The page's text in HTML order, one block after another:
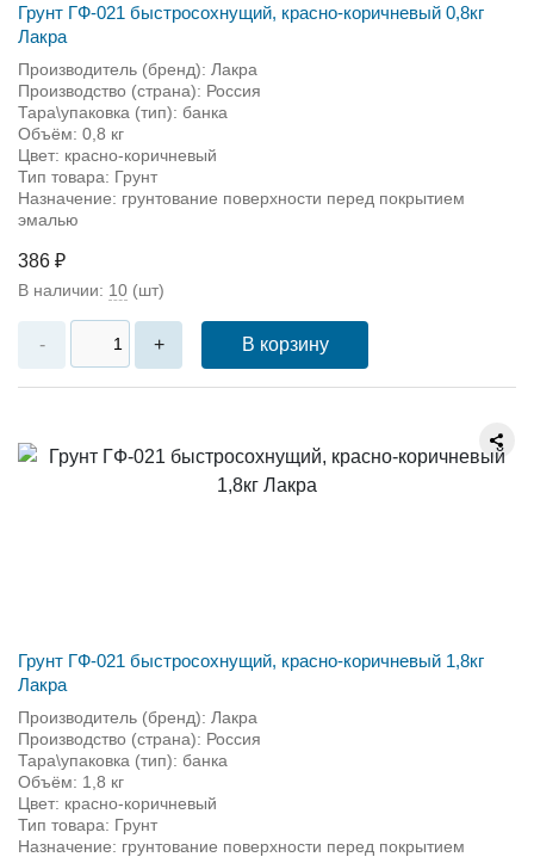
Грунт ГФ-021 быстросохнущий, красно-коричневый 0,8кг
Лакра
Производитель (бренд): Лакра
Производство (страна): Россия
Тара\упаковка (тип): банка
Объём: 0,8 кг
Цвет: красно-коричневый
Тип товара: Грунт
Назначение: грунтование поверхности перед покрытием
эмалью
386 ₽
В наличии: 10 (шт)
- + В корзину
Грунт ГФ-021 быстросохнущий, красно-коричневый 1,8кг
Лакра
Производитель (бренд): Лакра
Производство (страна): Россия
Тара\упаковка (тип): банка
Объём: 1,8 кг
Цвет: красно-коричневый
Тип товара: Грунт
Назначение: грунтование поверхности перед покрытием